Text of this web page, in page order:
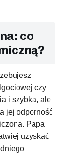
co
czy
i szybka, ale
jej odporność
Papa
uzyskać